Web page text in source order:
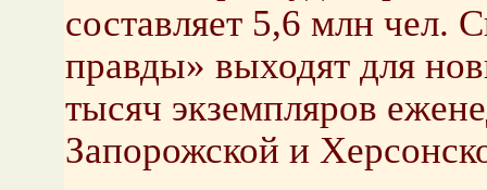
составляет 5,6 млн чел.
правды» выходят для
тысяч экземпляров
Запорожской и